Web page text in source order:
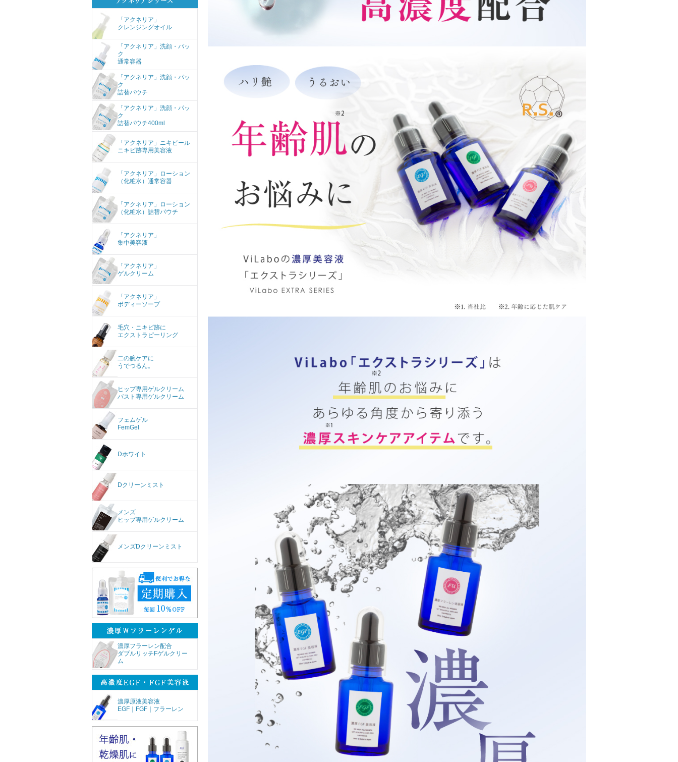
「アクネリア」
クレンジングオイル
「アクネリア」洗顔・パッ
ク
通常容器
「アクネリア」洗顔・パッ
ク
詰替パウチ
「アクネリア」洗顔・パッ
ク
詰替パウチ400ml
「アクネリア」ニキピール
ニキビ跡専用美容液
「アクネリア」ローション
（化粧水）通常容器
「アクネリア」ローション
（化粧水）詰替パウチ
「アクネリア」
集中美容液
「アクネリア」
ゲルクリーム
「アクネリア」
ボディーソープ
毛穴・ニキビ跡に
エクストラピーリング
二の腕ケアに
うでつるん。
ヒップ専用ゲルクリーム
バスト専用ゲルクリーム
フェムゲル
FemGel
Dホワイト
Dクリーンミスト
メンズ
ヒップ専用ゲルクリーム
メンズDクリーンミスト
濃厚フラーレン配合
ダブルリッチFゲルクリー
ム
濃厚原液美容液
EGF｜FGF｜フラーレン